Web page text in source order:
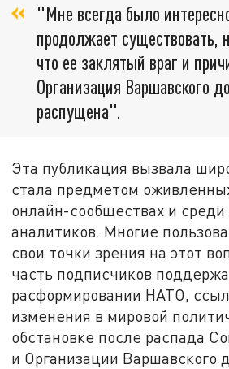
"Мне всегда было
продолжает существовать,
что ее заклятый враг и
Организация Варшавского
распущена".
Эта публикация вызвала
стала предметом
онлайн-сообществах и
аналитиков. Многие
свои точки зрения на этот
часть подписчиков
расформировании НАТО,
изменения в мировой
обстановке после распада
и Организации Варшавского